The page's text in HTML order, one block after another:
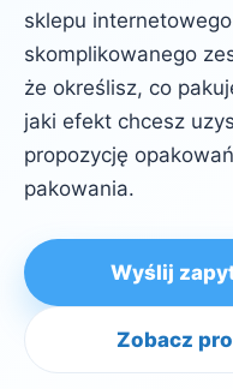
sklepu
skomplikowanego
że określisz, co
jaki efekt chcesz
propozycję
pakowania.
Wyślij
Zobacz